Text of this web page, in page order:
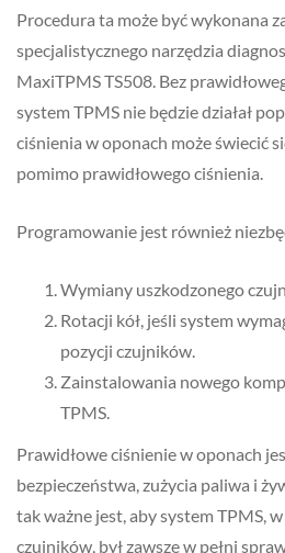
Procedura ta może być wykonana
specjalistycznego narzędzia
MaxiTPMS TS508. Bez
system TPMS nie będzie działał
ciśnienia w oponach może świecić
pomimo prawidłowego ciśnienia.
Programowanie jest również
Wymiany uszkodzonego
Rotacji kół, jeśli system
pozycji czujników.
Zainstalowania nowego
TPMS.
Prawidłowe ciśnienie w oponach
bezpieczeństwa, zużycia paliwa i
tak ważne jest, aby system TPMS,
czujników, był zawsze w pełni